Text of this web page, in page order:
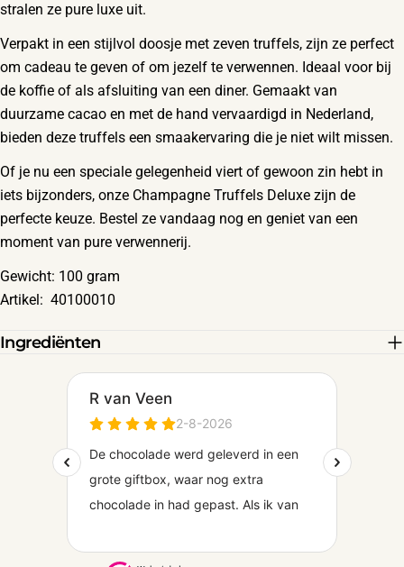
stralen ze pure luxe uit.
Verpakt in een stijlvol doosje met zeven truffels, zijn ze perfect
om cadeau te geven of om jezelf te verwennen. Ideaal voor bij
de koffie of als afsluiting van een diner. Gemaakt van
duurzame cacao en met de hand vervaardigd in Nederland,
bieden deze truffels een smaakervaring die je niet wilt missen.
Of je nu een speciale gelegenheid viert of gewoon zin hebt in
iets bijzonders, onze Champagne Truffels Deluxe zijn de
perfecte keuze. Bestel ze vandaag nog en geniet van een
moment van pure verwennerij.
Gewicht: 100 gram
Artikel: 40100010
Ingrediënten